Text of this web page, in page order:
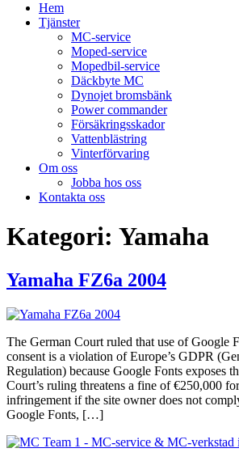
Hem
Tjänster
MC-service
Moped-service
Mopedbil-service
Däckbyte MC
Dynojet bromsbänk
Power commander
Försäkringsskador
Vattenblästring
Vinterförvaring
Om oss
Jobba hos oss
Kontakta oss
Kategori: Yamaha
Yamaha FZ6a 2004
The German Court ruled that use of Google
consent is a violation of Europe’s GDPR
Regulation) because Google Fonts exposes
Court’s ruling threatens a fine of €250,000
infringement if the site owner does not
Google Fonts, […]